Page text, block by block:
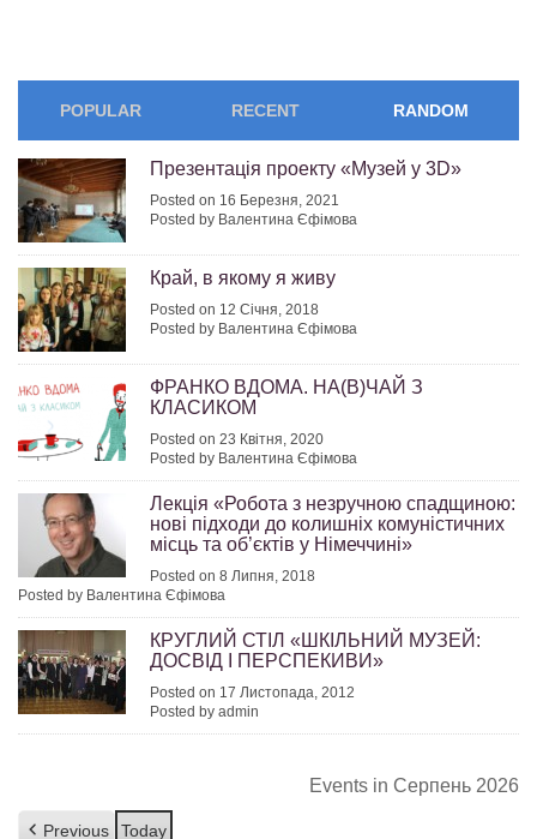
POPULAR RECENT RANDOM
Презентація проекту «Музей у 3D»
Posted on 16 Березня, 2021
Posted by Валентина Єфімова
Край, в якому я живу
Posted on 12 Січня, 2018
Posted by Валентина Єфімова
ФРАНКО ВДОМА. НА(В)ЧАЙ З
КЛАСИКОМ
Posted on 23 Квітня, 2020
Posted by Валентина Єфімова
Лекція «Робота з незручною спадщиною:
нові підходи до колишніх комуністичних
місць та об’єктів у Німеччині»
Posted on 8 Липня, 2018
Posted by Валентина Єфімова
КРУГЛИЙ СТІЛ «ШКІЛЬНИЙ МУЗЕЙ:
ДОСВІД І ПЕРСПЕКИВИ»
Posted on 17 Листопада, 2012
Posted by admin
Events in Серпень 2026
Previous Today